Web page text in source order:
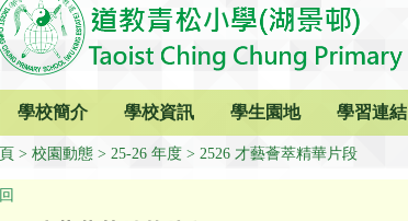
學校簡介 學校資訊 學生園地 學習連結
校園動態 25-26 年度 2526 才藝薈萃精華片段